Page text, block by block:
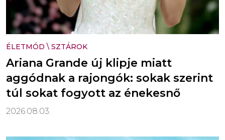
ÉLETMÓD \ SZTÁROK
Ariana Grande új klipje miatt
aggódnak a rajongók: sokak szerint
túl sokat fogyott az énekesnő
2026.08.03.